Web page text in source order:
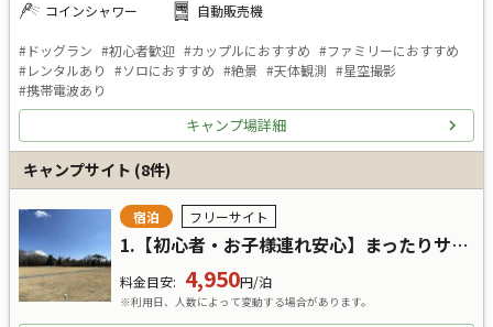
コインシャワー
自動販売機
#ドッグラン #初心者歓迎 #カップルにおすすめ #ファミリーにおすすめ
#レンタルあり #ソロにおすすめ #絶景 #天体観測 #星空撮影
#携帯電波あり
キャンプ場詳細
キャンプサイト (8件)
宿泊 フリーサイト
1.【初心者・お子様連れ安心】まったりサイト｜通常期 （高校生は「子供」中学生以下は「幼児」を選択）
料金目安: 4,950円/泊
※利用日、人数によって変動する場合があります。